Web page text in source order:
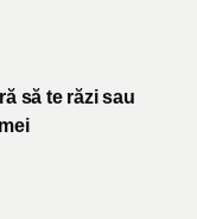
să te răzi sau